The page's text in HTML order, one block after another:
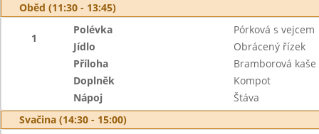
Oběd (11:30 - 13:45)
1
Polévka
Pórková s vejcem
Jídlo
Obrácený řízek
Příloha
Bramborová kaše
Doplněk
Kompot
Nápoj
Štáva
Svačina (14:30 - 15:00)